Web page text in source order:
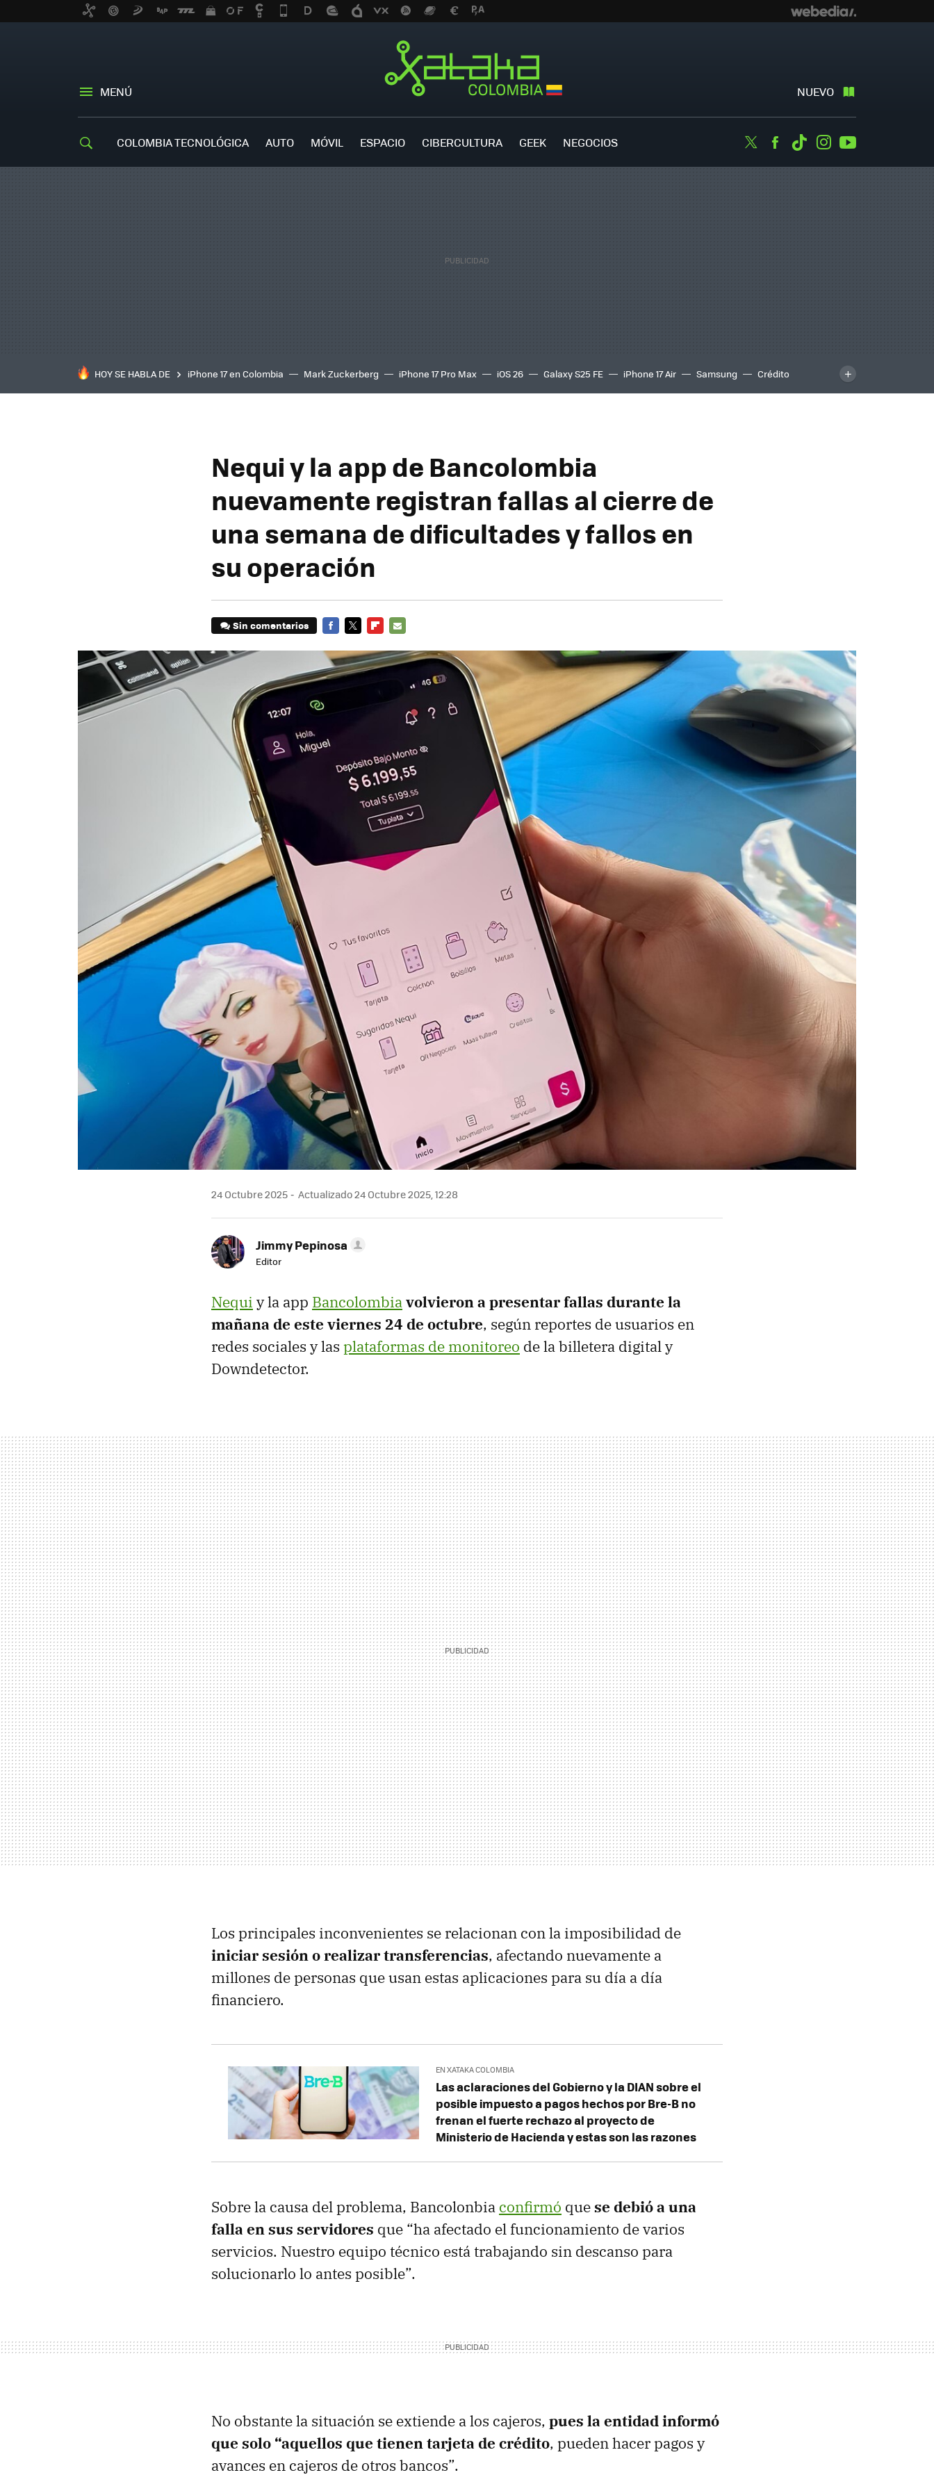
MENÚ NUEVO
COLOMBIA TECNOLÓGICA AUTO MÓVIL ESPACIO CIBERCULTURA GEEK NEGOCIOS TwitterFacebook
TiktokInstagram
HOY SE HABLA DE iPhone 17 en Colombia Mark Zuckerberg iPhone 17 Pro Max iOS 26 Galaxy S25 FE iPhone 17 Air Samsung
Crédito
inteligente
IA TCL C8K
Nequi y la app de Bancolombia
nuevamente registran fallas al cierre de
una semana de dificultades y fallos en
su operación
Sin comentarios
MAIL
24 Octubre 2025 Actualizado 24 Octubre 2025, 12:28
Jimmy Pepinosa
Editor
Nequi y la app Bancolombiavolvieron a presentar fallas durante la
mañana de este viernes 24 de octubre, según reportes de usuarios en
redes sociales y las plataformas de monitoreo de la billetera digital y
Downdetector.
Los principales inconvenientes se relacionan con la imposibilidad de
iniciar sesión o realizar transferencias, afectando nuevamente a
millones de personas que usan estas aplicaciones para su día a día
financiero.
EN XATAKA COLOMBIA
Las aclaraciones del Gobierno y la DIAN sobre el
posible impuesto a pagos hechos por Bre-B no
frenan el fuerte rechazo al proyecto de
Ministerio de Hacienda y estas son las razones
Sobre la causa del problema, Bancolonbia confirmó quese debió a una
falla en sus servidores que “ha afectado el funcionamiento de varios
servicios. Nuestro equipo técnico está trabajando sin descanso para
solucionarlo lo antes posible”.
No obstante la situación se extiende a los cajeros, pues la entidad informó
que solo “aquellos que tienen tarjeta de crédito, pueden hacer pagos y
avances en cajeros de otros bancos”.